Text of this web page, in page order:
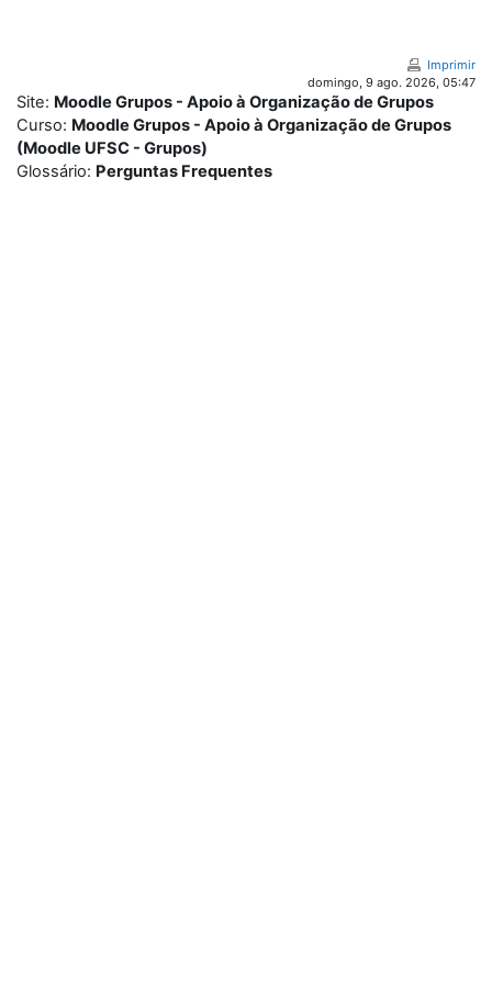
Imprimir
domingo, 9 ago. 2026, 05:47
Site: Moodle Grupos - Apoio à Organização de Grupos
Curso: Moodle Grupos - Apoio à Organização de Grupos
(Moodle UFSC - Grupos)
Glossário: Perguntas Frequentes